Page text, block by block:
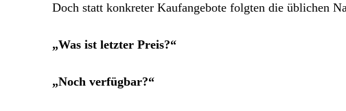
Doch statt konkreter Kaufangebote folgten die üblichen
„Was ist letzter Preis?“
„Noch verfügbar?“